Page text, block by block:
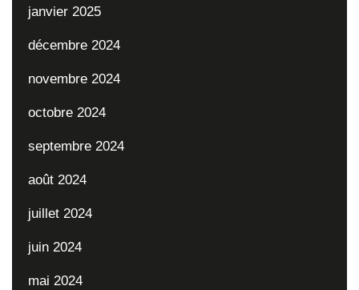
janvier 2025
décembre 2024
novembre 2024
octobre 2024
septembre 2024
août 2024
juillet 2024
juin 2024
mai 2024